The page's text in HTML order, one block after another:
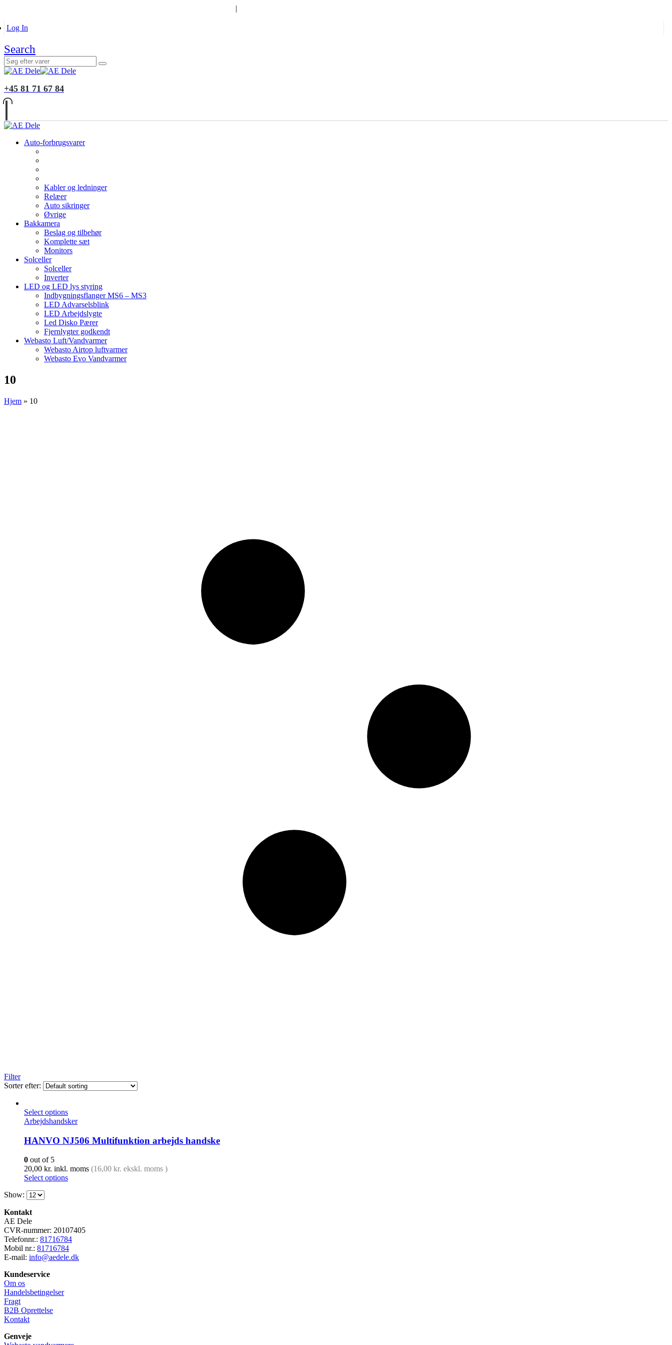
|
Log In
Search
+45 81 71 67 84
Auto-forbrugsvarer
Kabler og ledninger
Relæer
Auto sikringer
Øvrige
Bakkamera
Beslag og tilbehør
Komplette sæt
Monitors
Solceller
Solceller
Inverter
LED og LED lys styring
Indbygningsflanger MS6 – MS3
LED Advarselsblink
LED Arbejdslygte
Led Disko Pærer
Fjernlygter godkendt
Webasto Luft/Vandvarmer
Webasto Airtop luftvarmer
Webasto Evo Vandvarmer
10
Hjem » 10
Filter
Sorter efter:
Select options
Arbejdshandsker
HANVO NJ506 Multifunktion arbejds handske
0 out of 5
20,00 kr. inkl. moms (16,00 kr. ekskl. moms )
Select options
Show:
Kontakt
AE Dele
CVR-nummer: 20107405
Telefonnr.: 81716784
Mobil nr.: 81716784
E-mail: info@aedele.dk
Kundeservice
Om os
Handelsbetingelser
Fragt
B2B Oprettelse
Kontakt
Genveje